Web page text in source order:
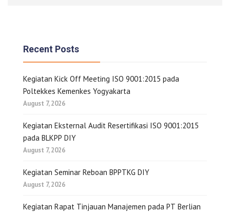
Recent Posts
Kegiatan Kick Off Meeting ISO 9001:2015 pada
Poltekkes Kemenkes Yogyakarta
August 7, 2026
Kegiatan Eksternal Audit Resertifikasi ISO 9001:2015
pada BLKPP DIY
August 7, 2026
Kegiatan Seminar Reboan BPPTKG DIY
August 7, 2026
Kegiatan Rapat Tinjauan Manajemen pada PT Berlian